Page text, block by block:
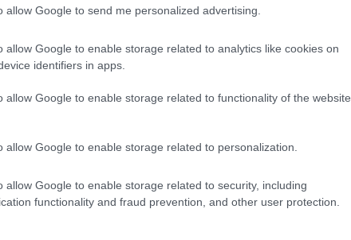
allow Google to send me personalized advertising.
allow Google to enable storage related to analytics like cookies on
identifiers in apps.
allow Google to enable storage related to functionality of the website
allow Google to enable storage related to personalization.
allow Google to enable storage related to security, including
functionality and fraud prevention, and other user protection.
I denied it. I feel like soon, if I get to
going to be more experienced and
XWmaPSZygE
3, 2025
Swift), το άλλο μεγάλο όνομα που
Bowl,δεν έχει επιβεβαιώσει τίποτα,
NFL, Ρότζερ Γκούντελ, άναψαν φωτιές.
Γκούντελ χαρακτήρισε την Τέιλορως
θα ήταν πάντα ευπρόσδεκτη στο show.
η απάντησή του ήταν ένα